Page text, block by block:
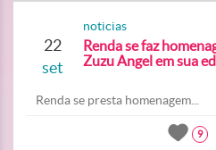
22
set
noticias
Renda se faz
Zuzu Angel em sua
Renda se presta homenagem...
9